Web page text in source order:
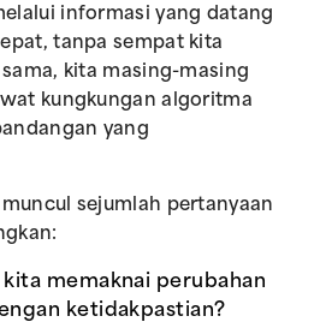
informasi yang datang
tanpa sempat kita
kita masing-masing
kungkungan algoritma
yang
sejumlah pertanyaan
kita memaknai perubahan
ketidakpastian?